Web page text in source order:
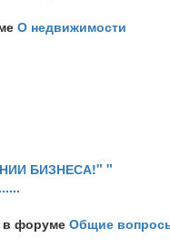
О недвижимости
БИЗНЕСА!" "
в форуме Общие